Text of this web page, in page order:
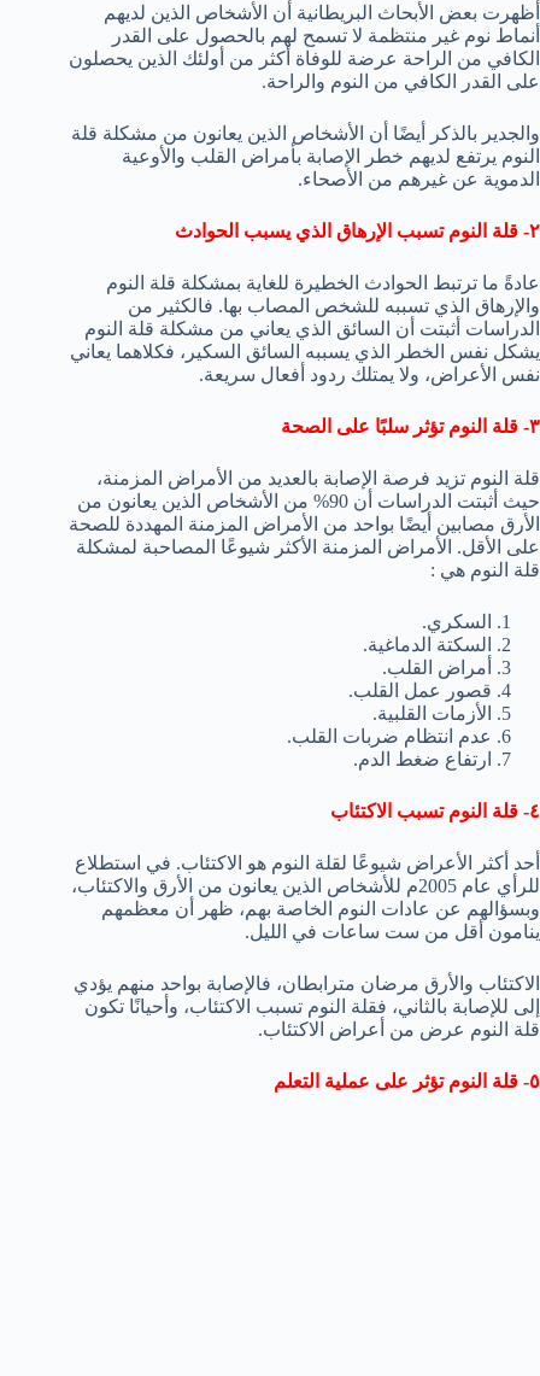
أظهرت بعض الأبحاث البريطانية أن الأشخاص الذين لديهم
أنماط نوم غير منتظمة لا تسمح لهم بالحصول على القدر
الكافي من الراحة عرضة للوفاة أكثر من أولئك الذين يحصلون
على القدر الكافي من النوم والراحة.
والجدير بالذكر أيضًا أن الأشخاص الذين يعانون من مشكلة قلة
النوم يرتفع لديهم خطر الإصابة بأمراض القلب والأوعية
الدموية عن غيرهم من الأصحاء.
٢- قلة النوم تسبب الإرهاق الذي يسبب الحوادث
عادةً ما ترتبط الحوادث الخطيرة للغاية بمشكلة قلة النوم
والإرهاق الذي تسببه للشخص المصاب بها. فالكثير من
الدراسات أثبتت أن السائق الذي يعاني من مشكلة قلة النوم
يشكل نفس الخطر الذي يسببه السائق السكير، فكلاهما يعاني
نفس الأعراض، ولا يمتلك ردود أفعال سريعة.
٣- قلة النوم تؤثر سلبًا على الصحة
قلة النوم تزيد فرصة الإصابة بالعديد من الأمراض المزمنة،
حيث أثبتت الدراسات أن 90% من الأشخاص الذين يعانون من
الأرق مصابين أيضًا بواحد من الأمراض المزمنة المهددة للصحة
على الأقل. الأمراض المزمنة الأكثر شيوعًا المصاحبة لمشكلة
قلة النوم هي :
السكري.
السكتة الدماغية.
أمراض القلب.
قصور عمل القلب.
الأزمات القلبية.
عدم انتظام ضربات القلب.
ارتفاع ضغط الدم.
٤- قلة النوم تسبب الاكتئاب
أحد أكثر الأعراض شيوعًا لقلة النوم هو الاكتئاب. في استطلاع
للرأي عام 2005م للأشخاص الذين يعانون من الأرق والاكتئاب،
وبسؤالهم عن عادات النوم الخاصة بهم، ظهر أن معظمهم
ينامون أقل من ست ساعات في الليل.
الاكتئاب والأرق مرضان مترابطان، فالإصابة بواحد منهم يؤدي
إلى للإصابة بالثاني، فقلة النوم تسبب الاكتئاب، وأحيانًا تكون
قلة النوم عرض من أعراض الاكتئاب.
٥- قلة النوم تؤثر على عملية التعلم